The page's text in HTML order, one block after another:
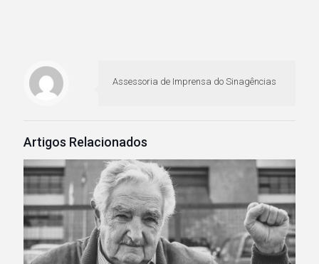
Assessoria de Imprensa do Sinagências
Artigos Relacionados